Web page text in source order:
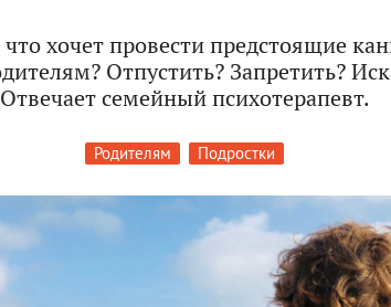
что хочет провести предстоящие
Отпустить? Запретить?
Отвечает семейный психотерапевт.
Родителям Подростки